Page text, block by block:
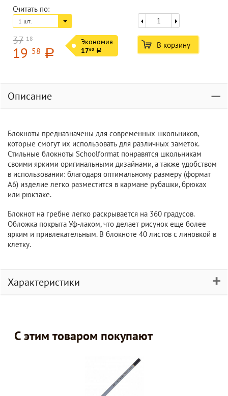
Считать по:
1 шт.
37 18
19 58 a
Экономия
1760 a
В корзину
Описание
Блокноты предназначены для современных школьников,
которые смогут их использовать для различных заметок.
Стильные блокноты Schoolformat понравятся школьникам
своими яркими оригинальными дизайнами, а также удобством
в использовании: благодаря оптимальному размеру (формат
А6) изделие легко разместится в кармане рубашки, брюках
или рюкзаке.
Блокнот на гребне легко раскрывается на 360 градусов.
Обложка покрыта Уф-лаком, что делает рисунок еще более
ярким и привлекательным. В блокноте 40 листов с линовкой в
клетку.
Характеристики
С этим товаром покупают